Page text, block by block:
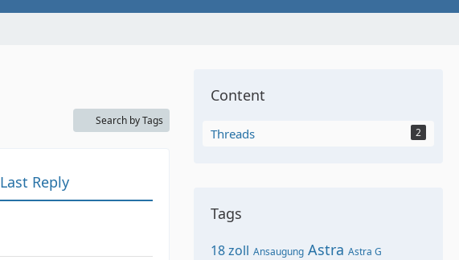
Search by Tags
Last Reply
Content
Threads 2
Tags
18 zoll Ansaugung Astra Astra G